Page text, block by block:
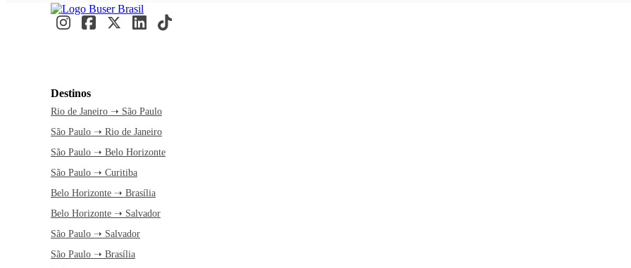
Destinos
Rio de Janeiro ➝ São Paulo
São Paulo ➝ Rio de Janeiro
São Paulo ➝ Belo Horizonte
São Paulo ➝ Curitiba
Belo Horizonte ➝ Brasília
Belo Horizonte ➝ Salvador
São Paulo ➝ Salvador
São Paulo ➝ Brasília